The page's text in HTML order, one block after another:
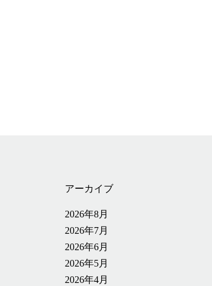
アーカイブ
2026年8月
2026年7月
2026年6月
2026年5月
2026年4月